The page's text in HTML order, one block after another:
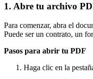
1. Abre tu archivo
Para comenzar, abra el
Puede ser un contrato, un
Pasos para abrir tu PDF
Haga clic en la